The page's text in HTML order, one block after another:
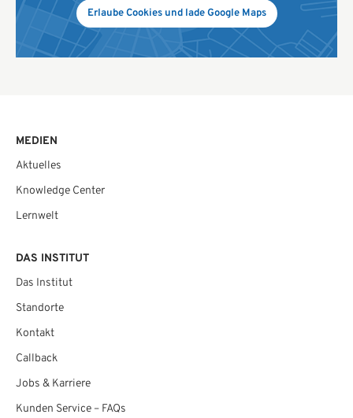
Erlaube Cookies und lade Google Maps
MEDIEN
Aktuelles
Knowledge Center
Lernwelt
DAS INSTITUT
Das Institut
Standorte
Kontakt
Callback
Jobs & Karriere
Kunden Service – FAQs